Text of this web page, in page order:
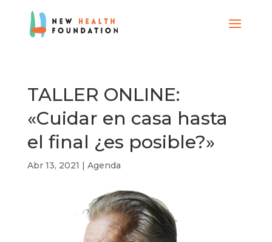
TALLER ONLINE:
«Cuidar en casa hasta
el final ¿es posible?»
Abr 13, 2021 | Agenda